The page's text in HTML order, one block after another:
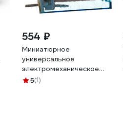
554 ₽
Миниатюрное
универсальное
электромеханическое
реле Finder
5(1)